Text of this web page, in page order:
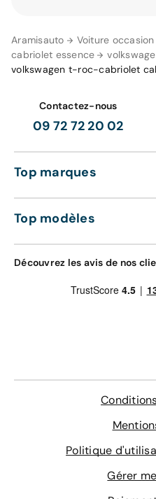
Aramisauto Voiture occasion
cabriolet essence
volkswagen t-roc-cabriolet
Contactez-nous
09 72 72 20 02
Top marques
Top modèles
Découvrez les avis de nos
Politique
Gérer